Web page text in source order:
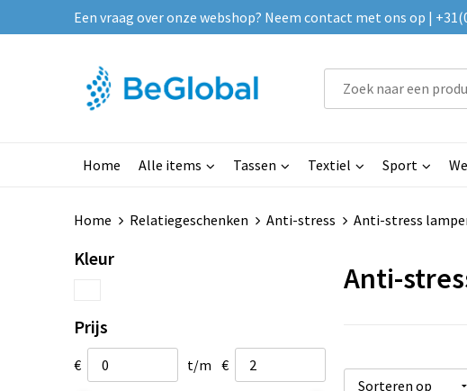
Een vraag over onze webshop? Neem contact met ons op |
Home Alle items Tassen Textiel Sport
Home Relatiegeschenken Anti-stress Anti-stress
Kleur
Prijs
€ t/m €
Anti-